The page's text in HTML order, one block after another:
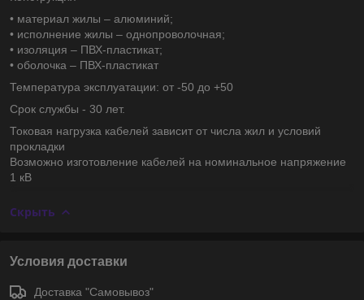
• материал жилы – алюминий;
• исполнение жилы – однопроволочная;
• изоляция – ПВХ-пластикат;
• оболочка – ПВХ-пластикат
Температура эксплуатации: от -50 до +50
Срок службы - 30 лет.
Токовая нагрузка кабелей зависит от числа жил и условий
прокладки
Возможно изготовление кабелей на номинальное напряжение
1 кВ
Скрыть
Условия доставки
Доставка "Самовывоз"